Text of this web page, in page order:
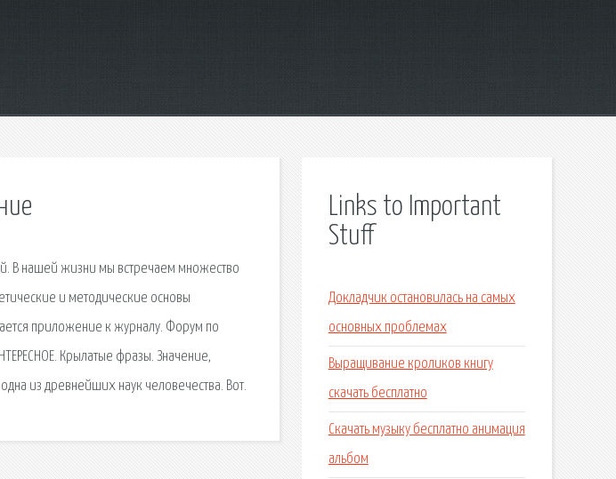
В нашей жизни мы встречаем множество
и методические основы
приложение к журналу. Форум по
Крылатые фразы. Значение,
из древнейших наук человечества. Вот.
Links to Important
Stuff
Докладчик остановилась на самых
основных проблемах
Выращивание кроликов книгу
скачать бесплатно
Скачать музыку бесплатно анимация
альбом